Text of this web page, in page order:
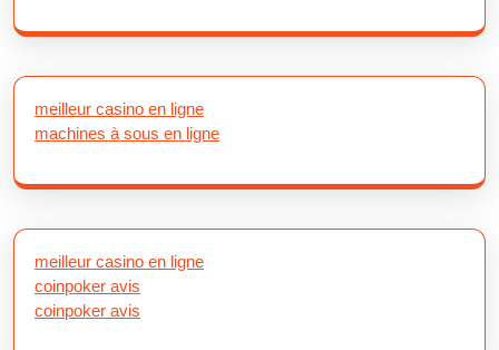
meilleur casino en ligne
machines à sous en ligne
meilleur casino en ligne
coinpoker avis
coinpoker avis